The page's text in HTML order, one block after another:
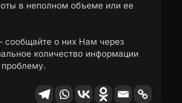
компании на общем
своих потребительских
в неполном объеме или ее
о них Нам через
количество информации